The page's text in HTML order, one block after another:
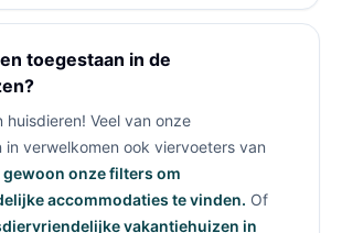
toegestaan in de
huisdieren! Veel van onze
in verwelkomen ook viervoeters van
onze filters om
accommodaties te vinden. Of
vakantiehuizen in